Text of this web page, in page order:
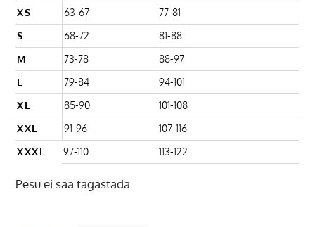
XS
63-67
77-81
S
68-72
81-88
M
73-78
88-97
L
79-84
94-101
XL
85-90
101-108
XXL
91-96
107-116
XXXL
97-110 113-122
Pesu ei saa tagastada